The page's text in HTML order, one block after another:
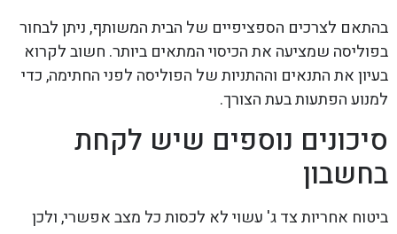
בהתאם לצרכים הספציפיים של הבית המשותף, ניתן לבחור
בפוליסה שמציעה את הכיסוי המתאים ביותר. חשוב לקרוא
בעיון את התנאים וההתניות של הפוליסה לפני החתימה, כדי
למנוע הפתעות בעת הצורך.
סיכונים נוספים שיש לקחת
בחשבון
ביטוח אחריות צד ג' עשוי לא לכסות כל מצב אפשרי, ולכן